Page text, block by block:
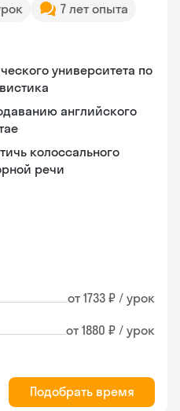
7 лет опыта
университета по
английского
колоссального
речи
от 1733 ₽ / урок
от 1880 ₽ / урок
Подобрать время